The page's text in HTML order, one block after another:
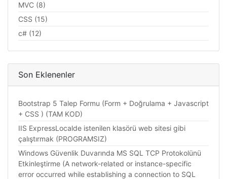
MVC (8)
CSS (15)
c# (12)
Son Eklenenler
Bootstrap 5 Talep Formu (Form + Doğrulama + Javascript
+ CSS ) (TAM KOD)
IIS ExpressLocalde istenilen klasörü web sitesi gibi
çalıştırmak (PROGRAMSIZ)
Windows Güvenlik Duvarında MS SQL TCP Protokolünü
Etkinleştirme (A network-related or instance-specific
error occurred while establishing a connection to SQL